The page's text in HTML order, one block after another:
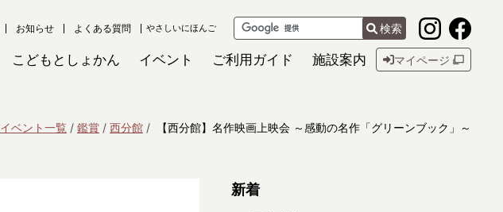
お知らせ よくある質問 やさしいにほんご 検索
こどもとしょかん イベント ご利用ガイド 施設案内 マイページ
イベント一覧 鑑賞 西分館 【西分館】名作映画上映会 ～感動の名作「グリーンブック」～
新着